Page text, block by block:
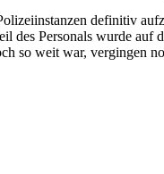
definitiv
des Personals wurde
so weit war, vergingen